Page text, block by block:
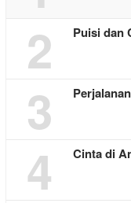
2 Puisi dan
3
4 Cinta di